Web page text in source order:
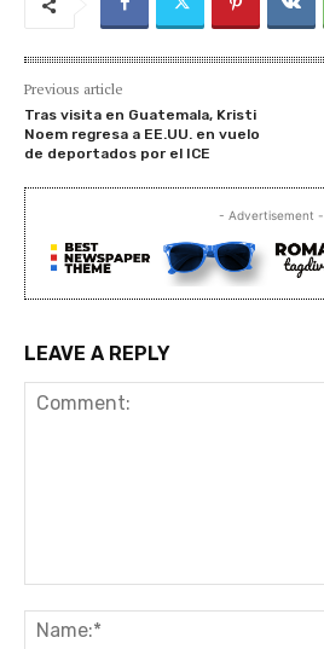
Previous article
Tras visita en Guatemala, Kristi
Noem regresa a EE.UU. en vuelo
de deportados por el ICE
- Advertisement -
LEAVE A REPLY